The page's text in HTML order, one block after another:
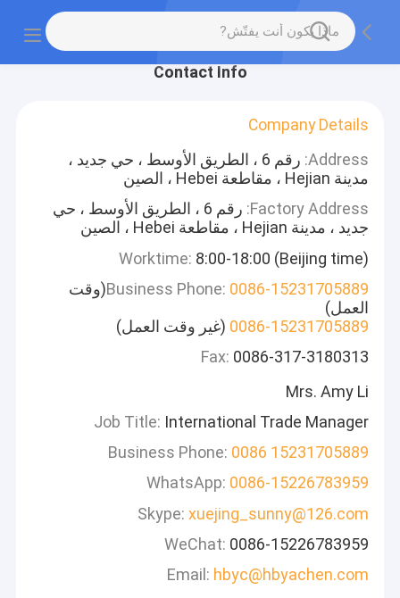
Contact Info
Company Details
Address:
رقم 6 ، الطريق الأوسط ، حي جديد ،
مدينة Hejian ، مقاطعة Hebei ، الصين
Factory Address:
رقم 6 ، الطريق الأوسط ، حي
جديد ، مدينة Hejian ، مقاطعة Hebei ، الصين
Worktime: 8:00-18:00 (Beijing time)
Business Phone: 0086-15231705889
(وقت
العمل)
0086-15231705889 (غير وقت العمل)
Fax: 0086-317-3180313
Mrs. Amy Li
Job Title: International Trade Manager
Business Phone: 0086 15231705889
WhatsApp: 0086-15226783959
Skype: xuejing_sunny@126.com
WeChat: 0086-15226783959
Email: hbyc@hbyachen.com